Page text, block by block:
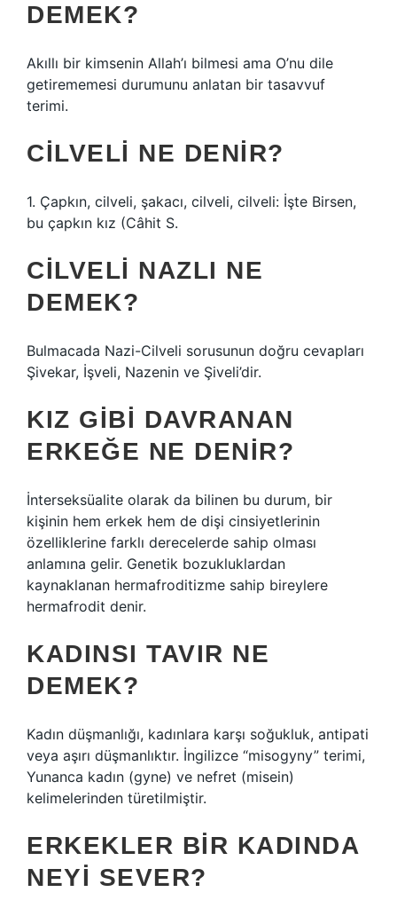
DEMEK?
Akıllı bir kimsenin Allah’ı bilmesi ama O’nu dile
getirememesi durumunu anlatan bir tasavvuf
terimi.
CILVELI NE DENIR?
1. Çapkın, cilveli, şakacı, cilveli, cilveli: İşte Birsen,
bu çapkın kız (Câhit S.
CILVELI NAZLI NE
DEMEK?
Bulmacada Nazi-Cilveli sorusunun doğru cevapları
Şivekar, İşveli, Nazenin ve Şiveli’dir.
KIZ GIBI DAVRANAN
ERKEĞE NE DENIR?
İnterseksüalite olarak da bilinen bu durum, bir
kişinin hem erkek hem de dişi cinsiyetlerinin
özelliklerine farklı derecelerde sahip olması
anlamına gelir. Genetik bozukluklardan
kaynaklanan hermafroditizme sahip bireylere
hermafrodit denir.
KADINSI TAVIR NE
DEMEK?
Kadın düşmanlığı, kadınlara karşı soğukluk, antipati
veya aşırı düşmanlıktır. İngilizce “misogyny” terimi,
Yunanca kadın (gyne) ve nefret (misein)
kelimelerinden türetilmiştir.
ERKEKLER BIR KADINDA
NEYI SEVER?